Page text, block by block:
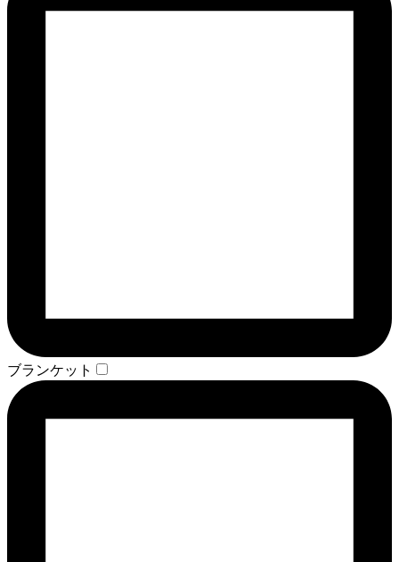
ブランケット